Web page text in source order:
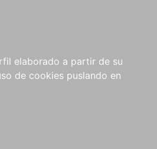
elaborado a partir de su
de cookies puslando en